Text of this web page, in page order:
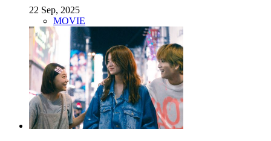
22 Sep, 2025
MOVIE